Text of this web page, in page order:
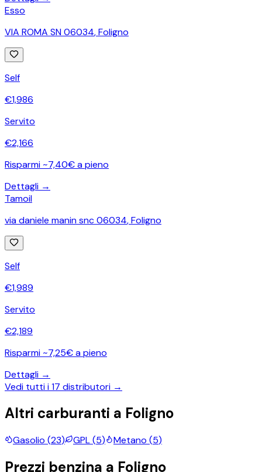
Esso
VIA ROMA SN 06034,Foligno
Self
€1,986
Servito
€2,166
Risparmi ~7,40€ a pieno
Dettagli →
Tamoil
via daniele manin snc 06034,Foligno
Self
€1,989
Servito
€2,189
Risparmi ~7,25€ a pieno
Dettagli →
Vedi tutti i17 distributori →
Altri carburanti a Foligno
Gasolio (23) GPL(5) Metano (5)
Prezzi benzina a Foligno